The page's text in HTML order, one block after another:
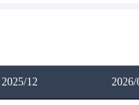
2025/12 2026/